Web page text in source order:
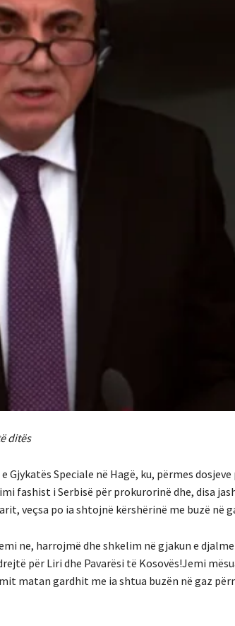
ditës
Gjykatës Speciale në Hagë, ku, përmes
fashist i Serbisë për prokurorinë dhe, disa
veçsa po ia shtojnë kërshërinë me buzë në
ne, harrojmë dhe shkelim në gjakun e
për Liri dhe Pavarësi të Kosovës!Jemi
matan gardhit me ia shtua buzën në gaz